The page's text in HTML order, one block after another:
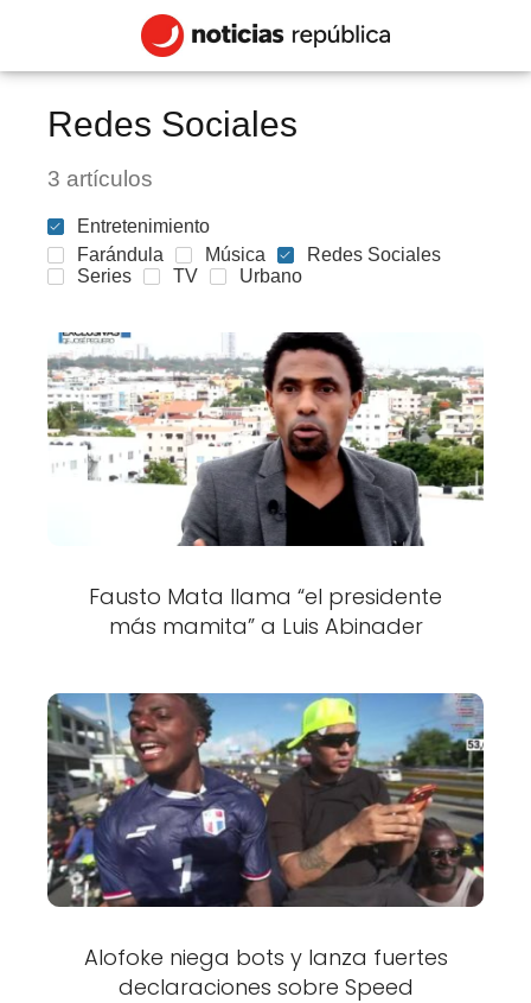
Redes Sociales
3 artículos
Entretenimiento
Farándula
Música
Redes Sociales
Series
TV Urbano
Fausto Mata llama “el presidente
más mamita” a Luis Abinader
Alofoke niega bots y lanza fuertes
declaraciones sobre Speed